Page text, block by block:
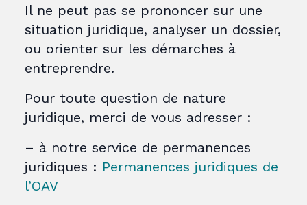
Il ne peut pas se prononcer sur une
situation juridique, analyser un dossier,
ou orienter sur les démarches à
entreprendre.
Pour toute question de nature
juridique, merci de vous adresser :
– à notre service de permanences
juridiques : Permanences juridiques de
l’OAV